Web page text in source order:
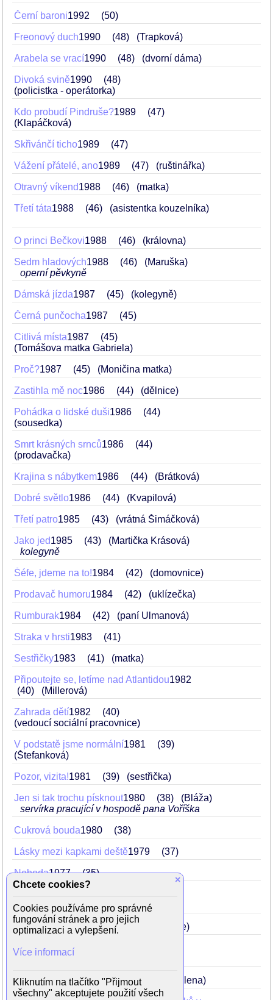
Černí baroni1992 50
Freonový duch1990 48 (Trapková)
Arabela se vrací1990 48 (dvorní dáma)
Divoká svině1990
48
(policistka - operátorka)
Kdo probudí Pindruše?1989
47
(Klapáčková)
Skřivánčí ticho1989 47
Vážení přátelé, ano1989 47 (ruštinářka)
Otravný víkend1988 46 (matka)
Třetí táta1988 46 (asistentka kouzelníka)
O princi Bečkovi1988 46 (královna)
Sedm hladových1988 46
(Maruška)
operní pěvkyně
Dámská jízda1987 45 (kolegyně)
Černá punčocha1987 45
Citlivá místa1987
45
(Tomášova matka Gabriela)
Proč?1987 45 (Moničina matka)
Zastihla mě noc1986 44 (dělnice)
Pohádka o lidské duši1986
44
(sousedka)
Smrt krásných srnců1986
44
(prodavačka)
Krajina s nábytkem1986 44 (Brátková)
Dobré světlo1986 44 (Kvapilová)
Třetí patro1985 43 (vrátná Šimáčková)
Jako jed1985 43
(Martička Krásová)
kolegyně
Šéfe, jdeme na to!1984 42 (domovnice)
Prodavač humoru1984 42 (uklízečka)
Rumburak1984 42 (paní Ulmanová)
Straka v hrsti1983 41
Sestřičky1983 41 (matka)
Připoutejte se, letíme nad Atlantidou1982
40
(Millerová)
Zahrada dětí1982
40
(vedoucí sociální pracovnice)
V podstatě jsme normální1981
39
(Štefanková)
Pozor, vizita!1981 39 (sestřička)
Jen si tak trochu písknout1980 38
(Bláža)
servírka pracující v hospodě pana Voříška
Cukrová bouda1980 38
Lásky mezi kapkami deště1979 37
Nehoda1977 35
(prodavačka)
Bouřlivé víno1976 34 (družstevnice)
Den pro mou lásku
(zdravotní sestra)
Královské řádění1974 32 (panna Alena)
×
Chcete cookies?
Cookies používáme pro správné
fungování stránek a pro jejich
optimalizaci a vylepšení.
Více informací
Kliknutím na tlačítko "Přijmout
všechny" akceptujete použití všech